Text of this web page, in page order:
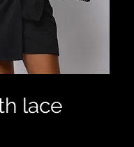
lace